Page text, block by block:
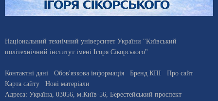
Національний технічний університет України "Київський
політехнічний інститут імені Ігоря Сікорського"
Контактні дані Обов'язкова інформація Бренд КПІ
Про сайт
Карта сайту
Нові матеріали
Адреса: Україна, 03056, м.Київ-56, Берестейський проспект